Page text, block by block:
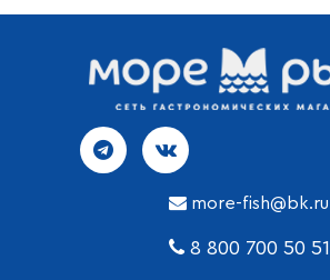
more-fish@bk.ru
8 800 700 50 51